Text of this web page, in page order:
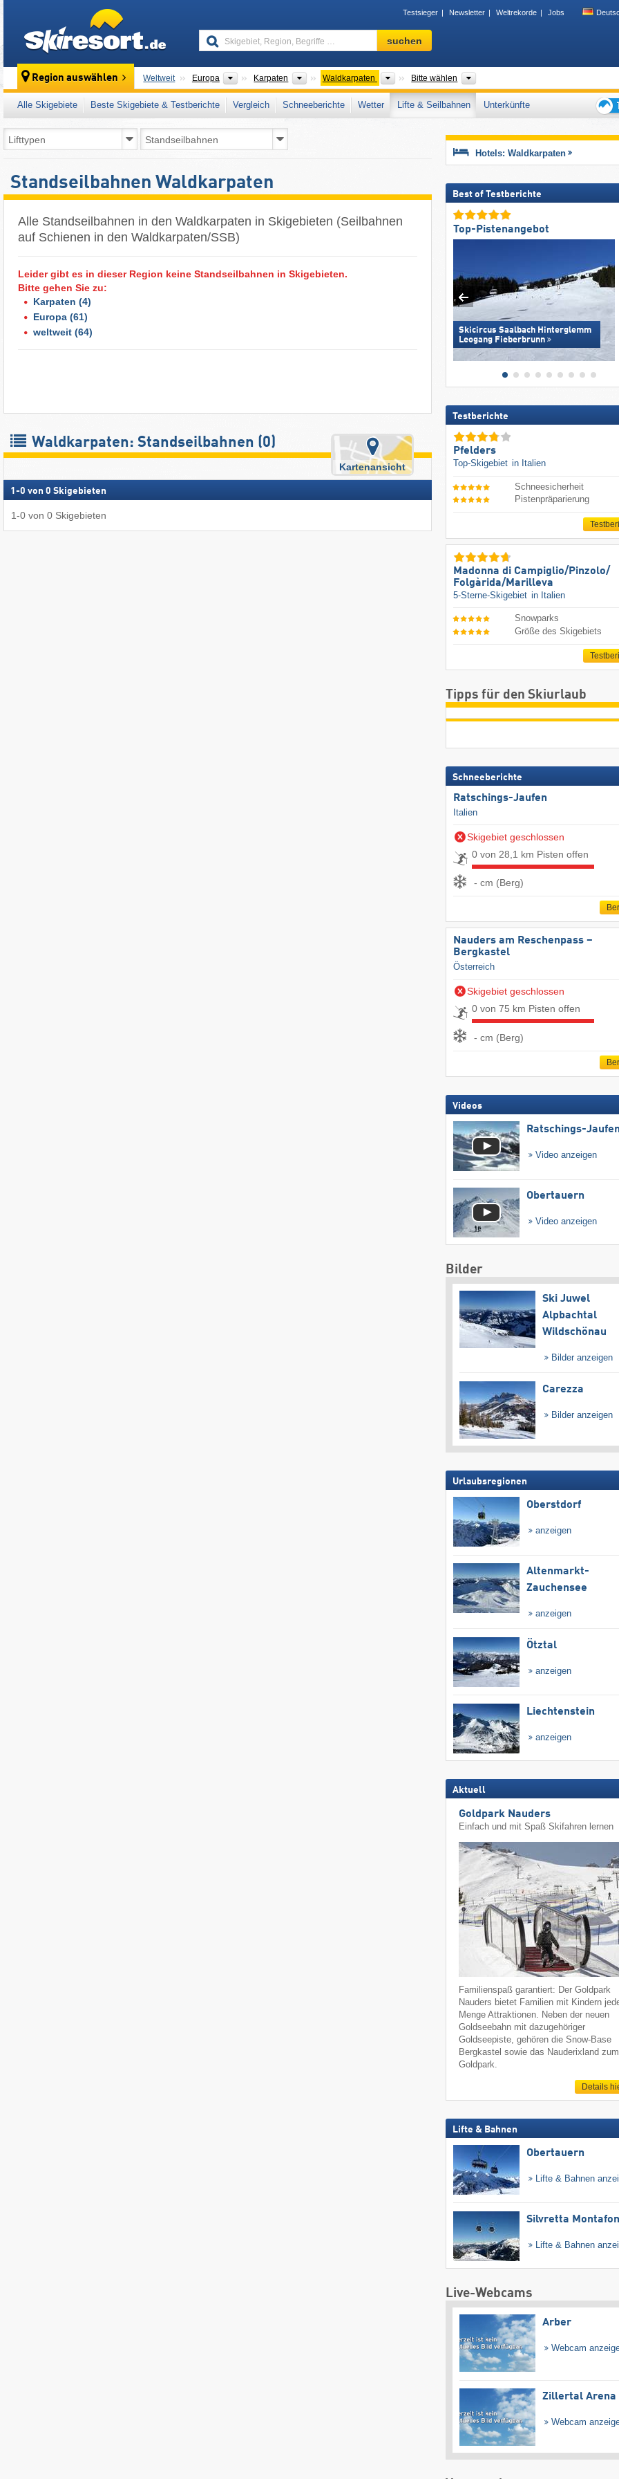
Testsieger Newsletter Weltrekorde Jobs
Skigebiet,
Region,
…
suchen
Region auswählen Weltweit Europa Kontinente
Karpaten Gebirgszüge
Waldkarpaten Bitte wählen
Bitte wählen
Alle Skigebiete Beste Skigebiete & Testberichte Vergleich Schneeberichte Wetter Lifte & Seilbahnen
Unterkünfte
für
Standseilbahnen Waldkarpaten
Alle Standseilbahnen in den Waldkarpaten in Skigebieten (Seilbahnen
auf Schienen in den Waldkarpaten/SSB)
Leider gibt es in dieser Region keine Standseilbahnen in Skigebieten.
Bitte gehen Sie zu:
Karpaten (4)
Europa (61)
weltweit (64)
Waldkarpaten: Standseilbahnen (0)
Kartenansicht
1 -0 von 0 Skigebieten
1-0 von 0 Skigebieten
Hotels: Waldkarpaten
Best of Testberichte
Top-Pistenangebot
Skicircus Saalbach Hinterglemm
Leogang Fieberbrunn
Testberichte
Pfelders
Top-Skigebiet in Italien
Schneesicherheit
Pistenpräparierung
Madonna di Campiglio/​Pinzolo/​
Folgàrida/​Marilleva
5-Sterne-Skigebiet in Italien
Snowparks
Größe des Skigebiets
Tipps für den Skiurlaub
Schneeberichte
Ratschings-Jaufen
Italien
Skigebiet geschlossen
0 von 28,1 km Pisten offen
- cm (Berg)
Nauders am Reschenpass –
Bergkastel
Österreich
Skigebiet geschlossen
0 von 75 km Pisten offen
- cm (Berg)
Videos
Ratschings-Jaufen
Video anzeigen
Obertauern
Video anzeigen
Bilder
Ski Juwel
Alpbachtal
Wildschönau
Bilder anzeigen
Carezza
Bilder anzeigen
Urlaubsregionen
Oberstdorf
anzeigen
Altenmarkt-
Zauchensee
anzeigen
Ötztal
anzeigen
Liechtenstein
anzeigen
Aktuell
Goldpark Nauders
Einfach und mit Spaß Skifahren lernen
Familienspaß garantiert: Der Goldpark
Nauders bietet Familien mit Kindern
Menge Attraktionen. Neben der neuen
Goldseebahn mit dazugehöriger
Goldseepiste, gehören die Snow-Base
Bergkastel sowie das Nauderixland zum
Goldpark.
Details
Lifte & Bahnen
Obertauern
Lifte & Bahnen
Silvretta Montafon
Lifte & Bahnen
Live-Webcams
Arber
Webcam
Zillertal Arena
Webcam